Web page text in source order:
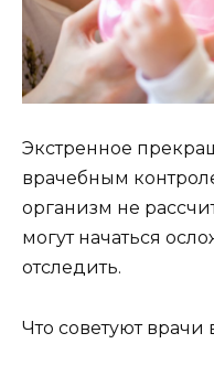
Экстренное
врачебным
организм не
могут начаться
отследить.
Что советуют врачи